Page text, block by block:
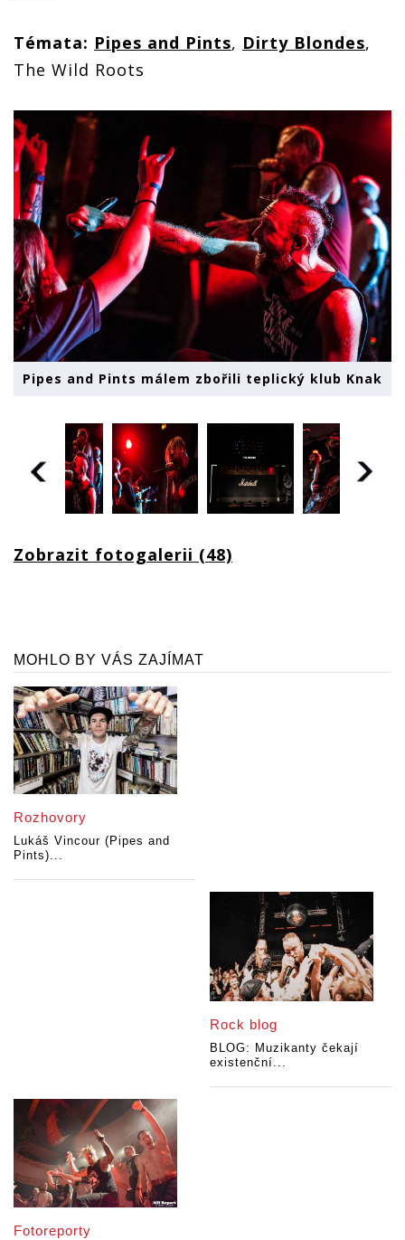
Témata: Pipes and Pints, Dirty Blondes,
The Wild Roots
Pipes and Pints málem zbořili teplický klub Knak
Zobrazit fotogalerii (48)
MOHLO BY VÁS ZAJÍMAT
Rozhovory
Lukáš Vincour (Pipes and
Pints)...
Rock blog
BLOG: Muzikanty čekají
existenční...
Fotoreporty